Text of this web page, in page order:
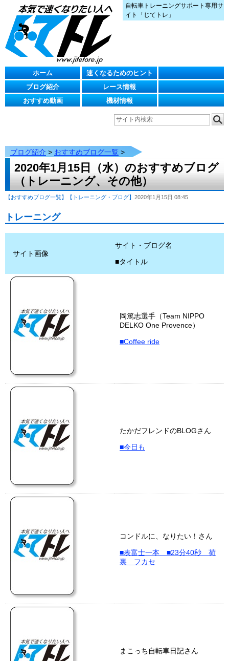
自転車トレーニングサポート専用サ
イト「じてトレ」
ホーム
速くなるためのヒント
ブログ紹介
レース情報
おすすめ動画
機材情報
ブログ紹介 > おすすめブログ一覧 >
2020年1月15日（水）のおすすめブログ
（トレーニング、その他）
【おすすめブログ一覧】 【トレーニング・ブログ】 2020年1月15日 08:45
トレーニング
サイト画像
サイト・ブログ名
■タイトル
岡篤志選手（Team NIPPO
DELKO One Provence）
■Coffee ride
たかだフレンドのBLOGさん
■今日も
コンドルに、なりたい！さん
■表富士一本 ■23分40秒 荷
裏 フカセ
まこっち自転車日記さん